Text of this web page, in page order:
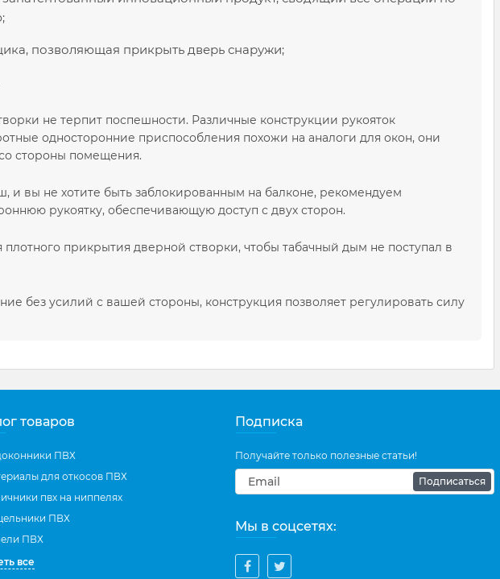
позволяющая прикрыть дверь снаружи;
не терпит поспешности. Различные конструкции рукояток
односторонние приспособления похожи на аналоги для окон, они
стороны помещения.
вы не хотите быть заблокированным на балконе, рекомендуем
рукоятку, обеспечивающую доступ с двух сторон.
прикрытия дверной створки, чтобы табачный дым не поступал в
без усилий с вашей стороны, конструкция позволяет регулировать силу
товаров
ПВХ
для откосов ПВХ
пвх на ниппелях
ПВХ
ПВХ
все
Подписка
Получайте только полезные статьи!
Подписаться
Мы в соцсетях: